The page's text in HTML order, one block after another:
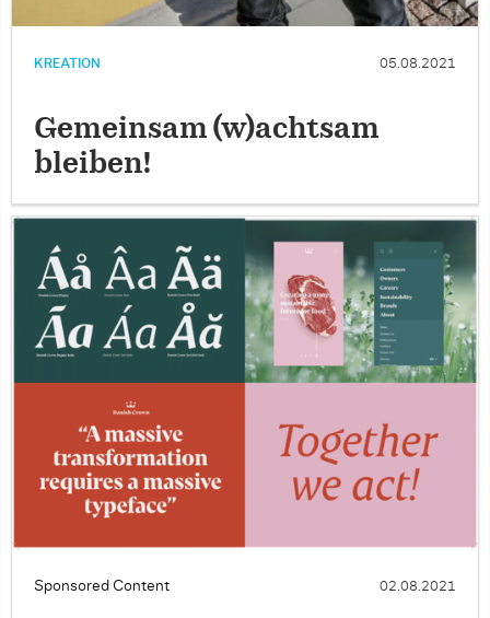
KREATION 05.08.2021
Gemeinsam (w)achtsam
bleiben!
Sponsored Content 02.08.2021